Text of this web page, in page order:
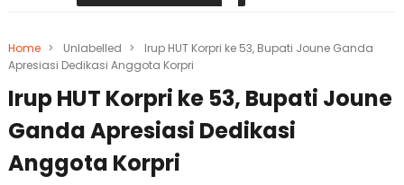
Home > Unlabelled >
Irup HUT Korpri ke 53, Bupati Joune Ganda
Apresiasi Dedikasi Anggota Korpri
Irup HUT Korpri ke 53, Bupati Joune
Ganda Apresiasi Dedikasi
Anggota Korpri